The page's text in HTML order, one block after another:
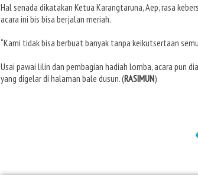
Hal senada dikatakan Ketua Karangtaruna, Aep, rasa
acara ini bis bisa berjalan meriah.
“Kami tidak bisa berbuat banyak tanpa keikutsertaan
Usai pawai lilin dan pembagian hadiah lomba, acara pun
yang digelar di halaman bale dusun. (RASIMUN)